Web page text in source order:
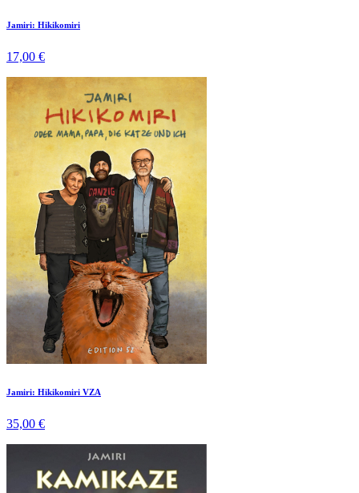
Jamiri: Hikikomiri
17,00 €
Jamiri: Hikikomiri VZA
35,00 €